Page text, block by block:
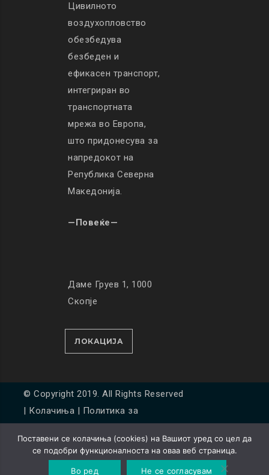
Цивилното
воздухопловство
обезбедува
безбеден и
ефикасен транспорт,
интегриран во
транспортната
мрежа во Европа,
што придонесува за
напредокот на
Република Северна
Македонија.
—Повеќе—
Даме Груев 1, 1000
Скопје
ЛОКАЦИЈА
© Copyright 2019. All Rights Reserved
| Колачиња | Политика за
Developed byUnet
Поставени се колачиња (cookies) на Вашиот уред со цел да
се подобри функционалноста на оваа веб страница.
Во ред Не се согласувам